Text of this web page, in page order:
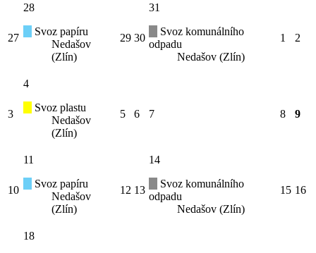
27
28
Svoz papíru
Nedašov
(Zlín)
29 30
31
Svoz komunálního
odpadu
Nedašov (Zlín)
1 2
3
4
Svoz plastu
Nedašov
(Zlín)
5 6 7 8 9
10
11
Svoz papíru
Nedašov
(Zlín)
12 13
14
Svoz komunálního
odpadu
Nedašov (Zlín)
15 16
18